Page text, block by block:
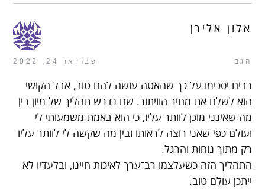
הגב פברואר 24, 2022
אלון אלירן
רבים יסכימו על כך שהאטה עושה להם טוב, אבל הקושי
הוא לשלם את מחיר הוויתור. שם נדרש תהליך של מיון בין
מה שאינני מוכן לוותר עליו, כי הוא באמת משמעותי לי
ועולם כפי שאני רוצה לראותו וּבין מה שקשה לי לוותר עליו
רק מתוך נוחות והרגל.
התהליך הזה כשעלצמו רב־ערך לאיכות חיינו, וּבלעדיו לא
ייתכן עולם טוב.